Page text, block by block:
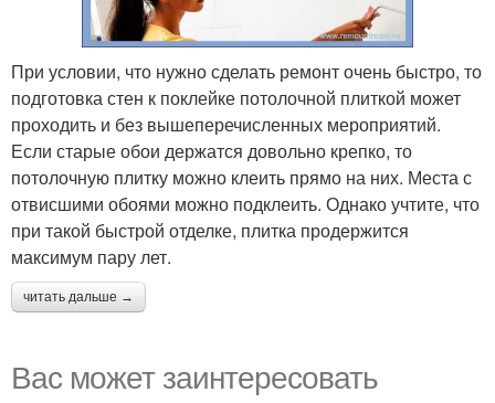
При условии, что нужно сделать ремонт очень быстро, то
подготовка стен к поклейке потолочной плиткой может
проходить и без вышеперечисленных мероприятий.
Если старые обои держатся довольно крепко, то
потолочную плитку можно клеить прямо на них. Места с
отвисшими обоями можно подклеить. Однако учтите, что
при такой быстрой отделке, плитка продержится
максимум пару лет.
читать дальше →
Вас может заинтересовать